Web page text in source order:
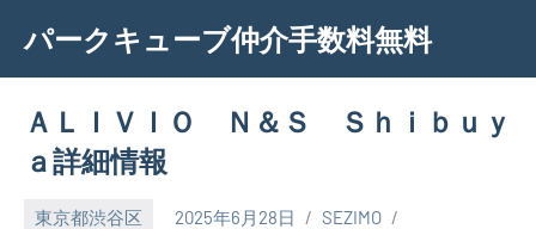
content
パークキューブ仲介手数料無料
ＡＬＩＶＩＯ Ｎ＆Ｓ Ｓｈｉｂｕｙ
ａ詳細情報
東京都渋谷区 2025年6月28日 SEZIMO